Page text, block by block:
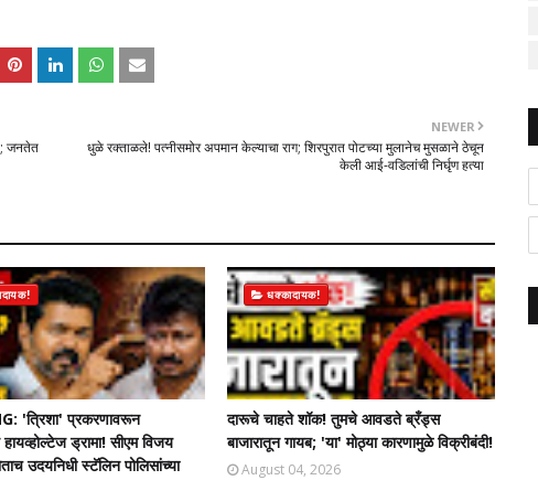
NEWER
धुळे रक्ताळले! पत्नीसमोर अपमान केल्याचा राग; शिरपुरात पोटच्या मुलानेच मुसळाने ठेचून
केली आई-वडिलांची निर्घृण हत्या
जनतेत
'त्रिशा' प्रकरणावरून
ड्रामा! सीएम विजय
उदयनिधी स्टॅलिन पोलिसांच्या
धक्कादायक!
दारूचे चाहते शॉक! तुमचे आवडते ब्रँड्स
बाजारातून गायब; 'या' मोठ्या कारणामुळे विक्रीबंदी!
August 04, 2026